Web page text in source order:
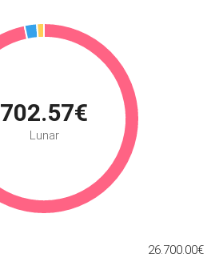
702.57€
Lunar
26.700.00€